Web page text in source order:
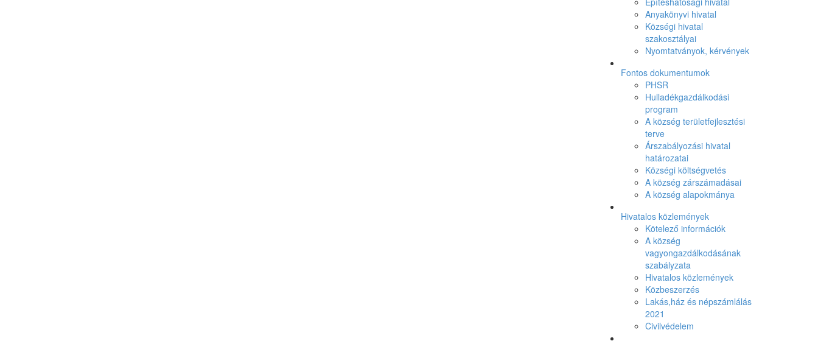
Anyakönyvi hivatal
Községi hivatal
szakosztályai
Nyomtatványok, kérvények
Fontos dokumentumok
PHSR
Hulladékgazdálkodási
program
A község területfejlesztési
terve
Árszabályozási hivatal
határozatai
Községi költségvetés
A község zárszámadásai
A község alapokmánya
Hivatalos közlemények
Kötelező információk
A község
vagyongazdálkodásának
szabályzata
Hivatalos közlemények
Közbeszerzés
Lakás,ház és népszámlálás
2021
Civilvédelem